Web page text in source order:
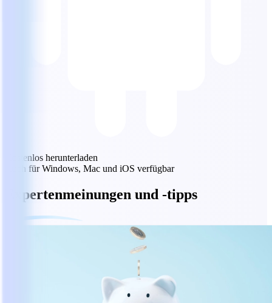
Kostenlos herunterladen
Auch für Windows, Mac und iOS verfügbar
Expertenmeinungen und -tipps